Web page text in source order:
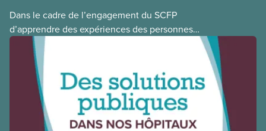
Dans le cadre de l’engagement du SCFP
d’apprendre des expériences des personnes
autochtones, noires et racisées, et de célébrer
leurs réussites, nous vous présentons des membres
du Comité national pour la justice raciale et du
Conseil national des Autochtones. L’article de ce
mois-ci présente Cora Mojica, membre du Comité
national pour la justice raciale.